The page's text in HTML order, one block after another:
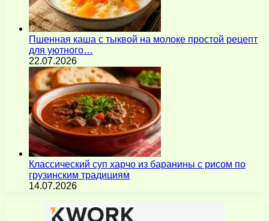
Пшенная каша с тыквой на молоке простой рецепт
для уютного…
22.07.2026
Классический суп харчо из баранины с рисом по
грузинским традициям
14.07.2026